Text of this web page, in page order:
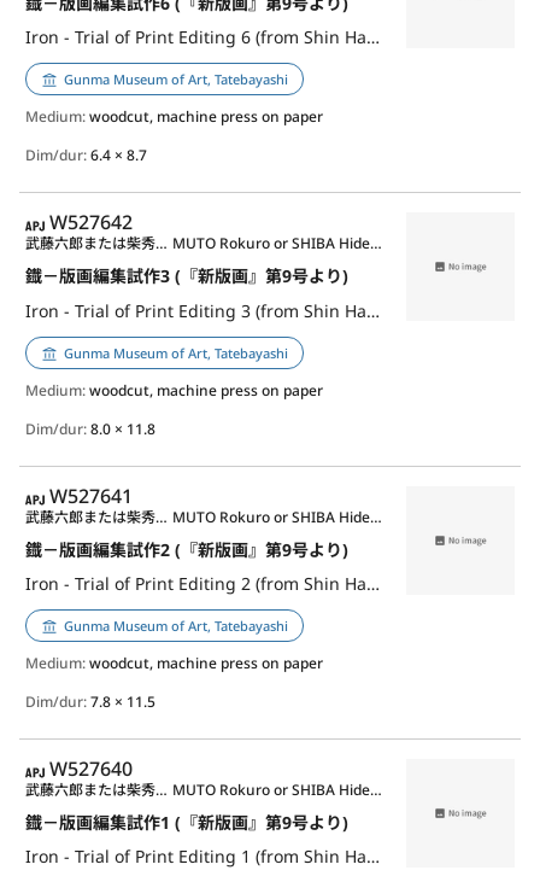
Iron - Trial of Print Editing 6 (from Shin Hanga, no.9)
Gunma Museum of Art, Tatebayashi
Medium:woodcut, machine press on paper
Dim/dur:6.4 × 8.7
APJ
W527642
鐡－版画編集試作3 (『新版画』第9号より)
Iron - Trial of Print Editing 3 (from Shin Hanga, no.9)
武藤六郎または柴秀夫または児童作品其他 MUTO Rokuro or SHIBA Hideo or anonymous children etc.
Gunma Museum of Art, Tatebayashi
Medium:woodcut, machine press on paper
Dim/dur:8.0 × 11.8
APJ
W527641
鐡－版画編集試作2 (『新版画』第9号より)
Iron - Trial of Print Editing 2 (from Shin Hanga, no.9)
武藤六郎または柴秀夫または児童作品其他 MUTO Rokuro or SHIBA Hideo or anonymous children etc.
Gunma Museum of Art, Tatebayashi
Medium:woodcut, machine press on paper
Dim/dur:7.8 × 11.5
APJ
W527640
鐡－版画編集試作1 (『新版画』第9号より)
Iron - Trial of Print Editing 1 (from Shin Hanga, no.9)
武藤六郎または柴秀夫または児童作品其他 MUTO Rokuro or SHIBA Hideo or anonymous children etc.